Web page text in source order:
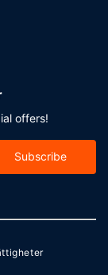
offers!
Subscribe